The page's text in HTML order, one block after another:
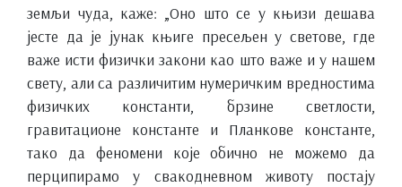
земљи чуда, каже: „Оно што се у књизи дешава
јесте да је јунак књиге пресељен у светове, где
важе исти физички закони као што важе и у нашем
свету, али са различитим нумеричким вредностима
физичких константи, брзине светлости,
гравитационе константе и Планкове константе,
тако да феномени које обично не можемо да
перципирамо у свакодневном животу постају